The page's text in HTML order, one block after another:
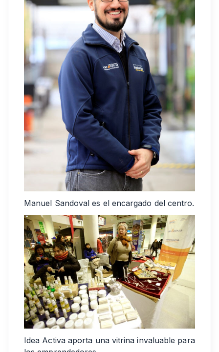
Manuel Sandoval es el encargado del centro.
Idea Activa aporta una vitrina invaluable para